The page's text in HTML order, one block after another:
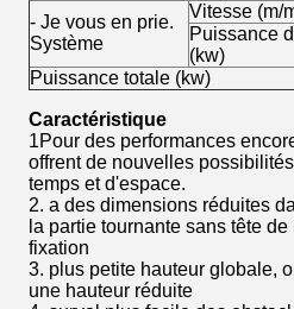
- Je vous en prie.
Système
Vitesse (m/
Puissance
(kw)
Puissance totale (kw)
Caractéristique
1Pour des performances
offrent de nouvelles
temps et d'espace.
2. a des dimensions réduites
la partie tournante sans tête
fixation
3. plus petite hauteur globale,
une hauteur réduite